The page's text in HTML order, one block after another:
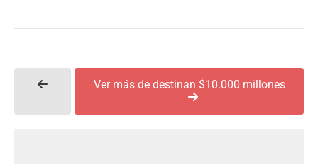
Ver más de destinan $10.000 millones